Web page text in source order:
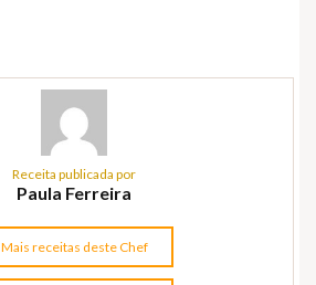
Receita publicada por
Paula Ferreira
Mais receitas deste Chef